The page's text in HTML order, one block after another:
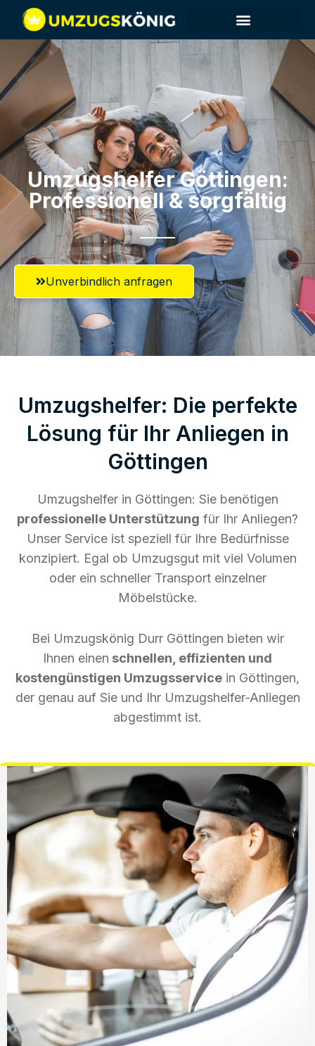
Umzugshelfer Göttingen:
Professionell & sorgfältig
Unverbindlich anfragen
Umzugshelfer: Die perfekte
Lösung für Ihr Anliegen in
Göttingen
Umzugshelfer in Göttingen: Sie benötigen
professionelle Unterstützung für Ihr Anliegen?
Unser Service ist speziell für Ihre Bedürfnisse
konzipiert. Egal ob Umzugsgut mit viel Volumen
oder ein schneller Transport einzelner
Möbelstücke.
Bei Umzugskönig Durr Göttingen bieten wir
Ihnen einen schnellen, effizienten und
kostengünstigen Umzugsservice in Göttingen,
der genau auf Sie und Ihr Umzugshelfer-Anliegen
abgestimmt ist.